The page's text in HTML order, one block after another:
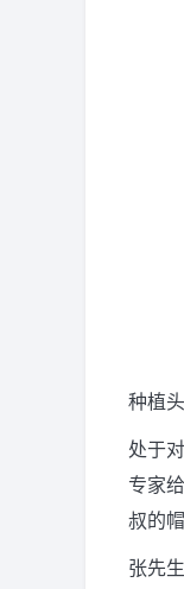
种植
处于
专家
叔的帽
张先